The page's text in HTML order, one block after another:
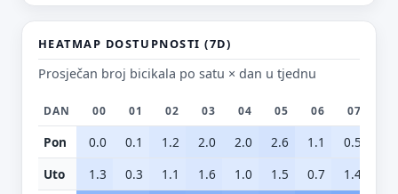
HEATMAP DOSTUPNOSTI (7D)
Prosječan broj bicikala po satu × dan u tjednu
DAN 00 01 02 03 04 05 06 07
Pon 0.0 0.1 1.2 2.0 2.0 2.6 1.1 0.5
Uto
1.3 0.3 1.1 1.6 1.0 1.5 0.7 1.4